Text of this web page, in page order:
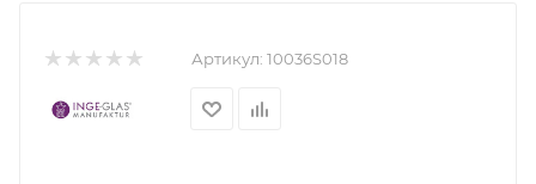
Артикул: 10036S018